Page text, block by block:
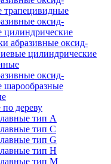
оксид-
абразивные оксид-
цилиндрические
оксид-
дереву
тип A
тип C
тип G
тип H
тип M